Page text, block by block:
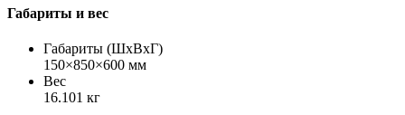
Габариты и вес
Габариты (ШхВхГ)
150×850×600 мм
Вес
16.101 кг